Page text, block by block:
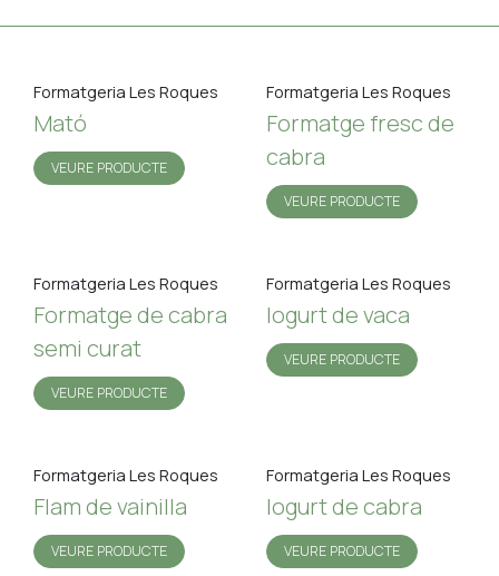
Formatgeria Les Roques
Mató
VEURE PRODUCTE
Formatgeria Les Roques
Formatge fresc de
cabra
VEURE PRODUCTE
Formatgeria Les Roques
Formatge de cabra
semi curat
VEURE PRODUCTE
Formatgeria Les Roques
Iogurt de vaca
VEURE PRODUCTE
Formatgeria Les Roques
Flam de vainilla
VEURE PRODUCTE
Formatgeria Les Roques
Iogurt de cabra
VEURE PRODUCTE